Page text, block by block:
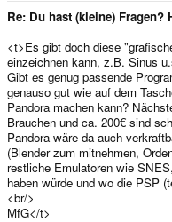
Re: Du hast (kleine) Fragen?
<t>Es gibt doch diese
einzeichnen kann, z.B. Sinus
Gibt es genug passende
genauso gut wie auf dem
Pandora machen kann?
Brauchen und ca. 200€ sind
Pandora wäre da auch
(Blender zum mitnehmen,
restliche Emulatoren wie
haben würde und wo die PSP
<br/>
MfG</t>